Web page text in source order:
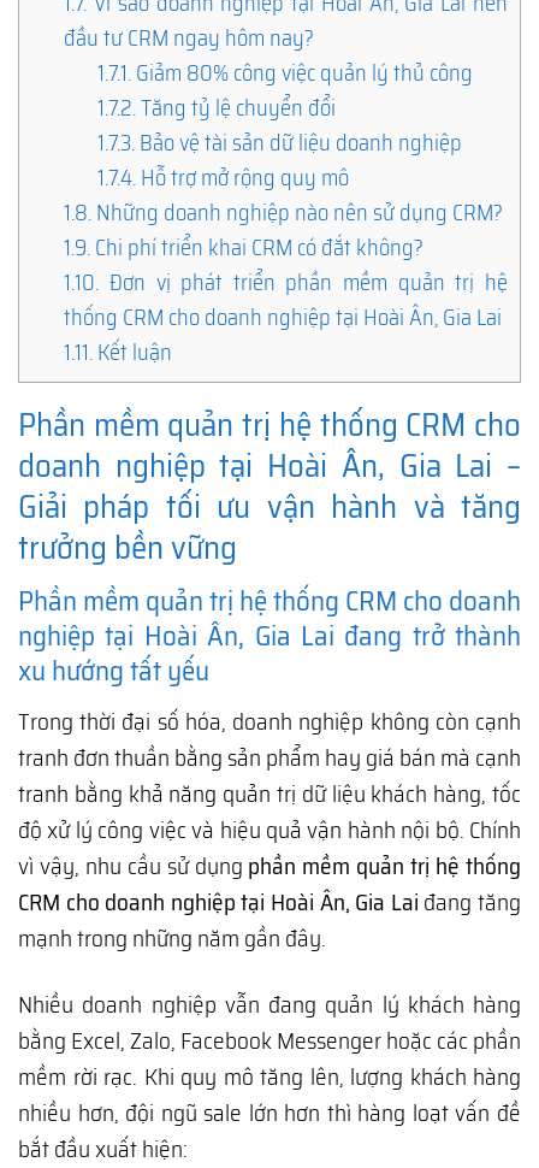
đầu tư CRM ngay hôm nay?
1.7.1.Giảm 80% công việc quản lý thủ công
1.7.2.Tăng tỷ lệ chuyển đổi
1.7.3.Bảo vệ tài sản dữ liệu doanh nghiệp
1.7.4.Hỗ trợ mở rộng quy mô
1.8.Những doanh nghiệp nào nên sử dụng CRM?
1.9.Chi phí triển khai CRM có đắt không?
1.10. Đơn vị phát triển phần mềm quản trị hệ
thống CRM cho doanh nghiệp tại Hoài Ân, Gia Lai
1.11.Kết luận
Phần mềm quản trị hệ thống CRM cho
doanh nghiệp tại Hoài Ân, Gia Lai –
Giải pháp tối ưu vận hành và tăng
trưởng bền vững
Phần mềm quản trị hệ thống CRM cho doanh
nghiệp tại Hoài Ân, Gia Lai đang trở thành
xu hướng tất yếu
Trong thời đại số hóa, doanh nghiệp không còn cạnh
tranh đơn thuần bằng sản phẩm hay giá bán mà cạnh
tranh bằng khả năng quản trị dữ liệu khách hàng, tốc
độ xử lý công việc và hiệu quả vận hành nội bộ. Chính
vì vậy, nhu cầu sử dụng phần mềm quản trị hệ thống
CRM cho doanh nghiệp tại Hoài Ân, Gia Lai đang tăng
mạnh trong những năm gần đây.
Nhiều doanh nghiệp vẫn đang quản lý khách hàng
bằng Excel, Zalo, Facebook Messenger hoặc các phần
mềm rời rạc. Khi quy mô tăng lên, lượng khách hàng
nhiều hơn, đội ngũ sale lớn hơn thì hàng loạt vấn đề
bắt đầu xuất hiện: